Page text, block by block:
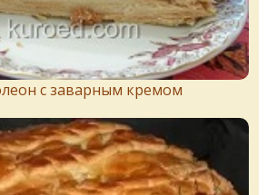
с заварным кремом